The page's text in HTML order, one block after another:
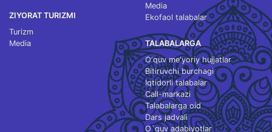
ZIYORAT TURIZMI
Turizm
Media
Media
Ekofaol talabalar
TALABALARGA
O‘quv me'yoriy hujjatlar
Bitiruvchi burchagi
Iqtidorli talabalar
Call-markazi
Talabalarga oid
Dars jadvali
O`quv adabiyotlar